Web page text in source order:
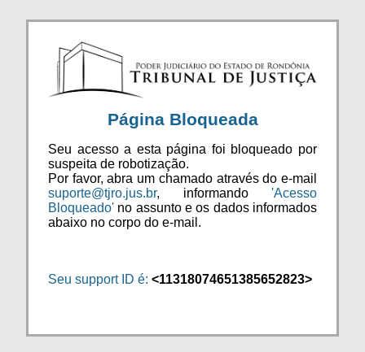
Página Bloqueada
Seu acesso a esta página foi bloqueado por
suspeita de robotização.
Por favor, abra um chamado através do e-mail
suporte@tjro.jus.br, informando 'Acesso
Bloqueado' no assunto e os dados informados
abaixo no corpo do e-mail.
Seu support ID é: <11318074651385652823>